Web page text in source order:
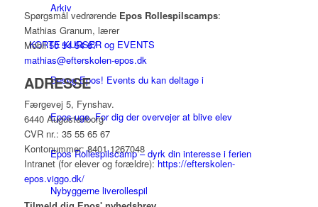
Arkiv
KORTE KURSER og EVENTS
Besøg Epos! Events du kan deltage i
Epos-uge. For dig der overvejer at blive elev
Epos Rollespilscamp – dyrk din interesse i ferien
Nybyggerne liverollespil
Spørgsmål vedrørendeEpos Rollespilscamps:
Mathias Granum, lærer
Mobil50 54 54 67
mathias@efterskolen-epos.dk
ADRESSE
Færgevej 5, Fynshav.
6440 Augustenborg
CVR nr.: 35 55 65 67
Kontonummer: 8401 1267048
Intranet (for elever og forældre): https://efterskolen-
epos.viggo.dk/